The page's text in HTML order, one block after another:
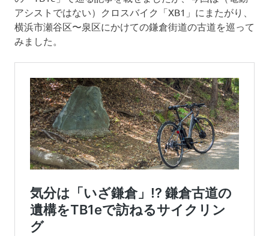
アシストではない）クロスバイク「XB1」にまたがり、
横浜市瀬谷区〜泉区にかけての鎌倉街道の古道を巡って
みました。